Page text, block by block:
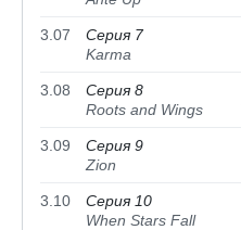
3.07
Серия 7
Karma
3.08
Серия 8
Roots and Wings
3.09
Серия 9
Zion
3.10
Серия 10
When Stars Fall